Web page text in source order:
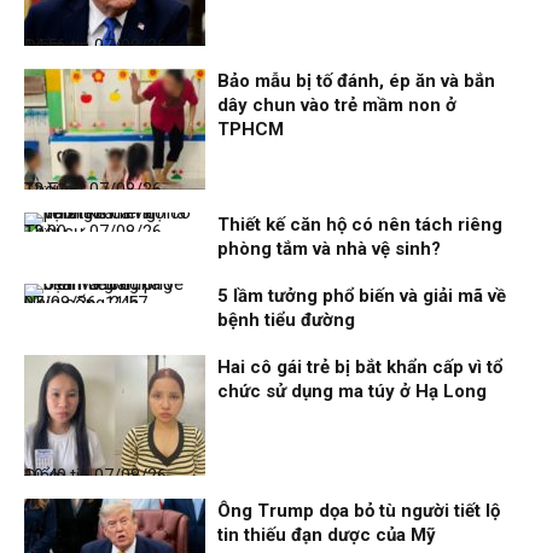
Điểm tin
07/08/26, 14:56
Thời sự
07/08/26, 12:51
Bảo mẫu bị tố đánh, ép ăn và bắn
dây chun vào trẻ mầm non ở
TPHCM
Thời sự
07/08/26, 12:00
Thiết kế căn hộ có nên tách riêng
phòng tắm và nhà vệ sinh?
Nhịp sống 24h
07/08/26, 11:57
5 lầm tưởng phổ biến và giải mã về
bệnh tiểu đường
Điểm tin
07/08/26, 10:40
Hai cô gái trẻ bị bắt khẩn cấp vì tổ
chức sử dụng ma túy ở Hạ Long
Ông Trump dọa bỏ tù người tiết lộ
tin thiếu đạn dược của Mỹ